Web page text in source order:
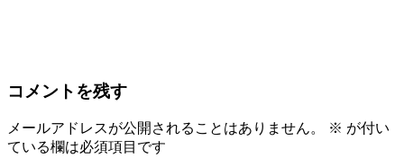
コメントを残す
メールアドレスが公開されることはありません。 ※ が付い
ている欄は必須項目です